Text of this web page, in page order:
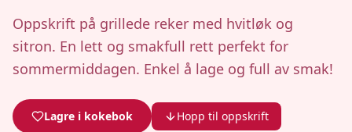
Oppskrift på grillede reker med hvitløk og
sitron. En lett og smakfull rett perfekt for
sommermiddagen. Enkel å lage og full av smak!
Lagre i kokebok Hopp til oppskrift